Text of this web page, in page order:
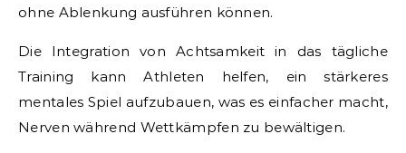
ohne Ablenkung ausführen können.
Die Integration von Achtsamkeit in das tägliche
Training kann Athleten helfen, ein stärkeres
mentales Spiel aufzubauen, was es einfacher macht,
Nerven während Wettkämpfen zu bewältigen.